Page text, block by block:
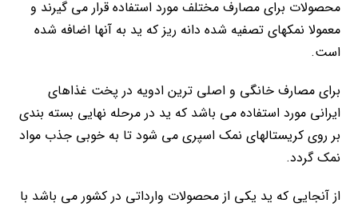
محصولات برای مصارف مختلف مورد استفاده قرار می گیرند و
معمولا نمکهای تصفیه شده دانه ریز که ید به آنها اضافه شده
است.
برای مصارف خانگی و اصلی ترین ادویه در پخت غذاهای
ایرانی مورد استفاده می باشد که ید در مرحله نهایی بسته بندی
بر روی کریستالهای نمک اسپری می شود تا به خوبی جذب مواد
نمک گردد.
از آنجایی که ید یکی از محصولات وارداتی در کشور می باشد با